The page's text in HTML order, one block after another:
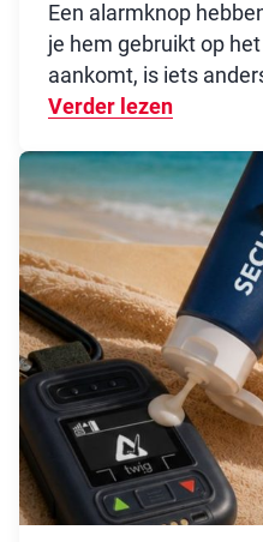
Een alarmknop
je hem gebruikt op
aankomt, is iets
Verder lezen